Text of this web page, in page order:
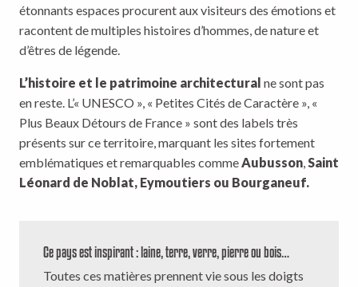
étonnants espaces procurent aux visiteurs des émotions et
racontent de multiples histoires d’hommes, de nature et
d’êtres de légende.
L’histoire et le patrimoine architectural ne sont pas
en reste. L’« UNESCO », « Petites Cités de Caractère », «
Plus Beaux Détours de France » sont des labels très
présents sur ce territoire, marquant les sites fortement
emblématiques et remarquables commeAubusson,Saint
Léonard de Noblat, Eymoutiers ou Bourganeuf.
Ce pays est inspirant : laine, terre, verre, pierre ou bois…
Toutes ces matières prennent vie sous les doigts